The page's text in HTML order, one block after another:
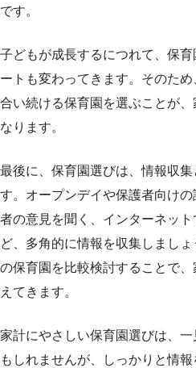
です。
子どもが成長するにつれて、保
ートも変わってきます。そのた
合い続ける保育園を選ぶことが
なります。
最後に、保育園選びは、情報収
す。オープンデイや保護者向け
者の意見を聞く、インターネッ
ど、多角的に情報を収集しまし
の保育園を比較検討することで
えてきます。
家計にやさしい保育園選びは、
もしれませんが、しっかりと情